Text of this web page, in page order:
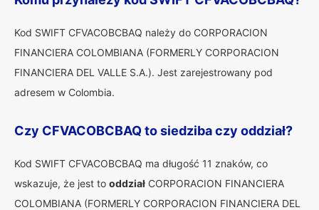
Kod SWIFT CFVACOBCBAQ należy do CORPORACION
FINANCIERA COLOMBIANA (FORMERLY CORPORACION
FINANCIERA DEL VALLE S.A.). Jest zarejestrowany pod
adresem w Colombia.
Czy CFVACOBCBAQ to siedziba czy oddział?
Kod SWIFT CFVACOBCBAQ ma długość 11 znaków, co
wskazuje, że jest to oddział CORPORACION FINANCIERA
COLOMBIANA (FORMERLY CORPORACION FINANCIERA DEL